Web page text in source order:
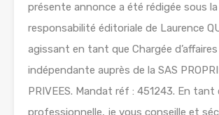
présente annonce a été rédigée sous la
responsabilité éditoriale de Laurence
agissant en tant que Chargée d’affaires
indépendante auprès de la SAS
PRIVEES. Mandat réf : 451243. En tant
professionnelle, je vous conseille et